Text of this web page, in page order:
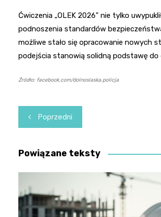
Ćwiczenia „OLEK 2026” nie tylko
podnoszenia standardów
możliwe stało się opracowanie nowych
podejścia stanowią solidną podstawę
Źródło: facebook.com/dolnoslaska.policja
Nawigacja
wpisu
Poprzedni
Powiązane teksty